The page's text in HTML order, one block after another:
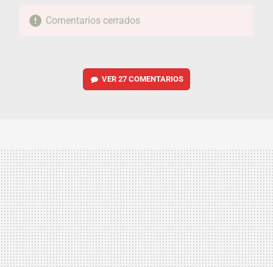
Comentarios cerrados
VER 27 COMENTARIOS